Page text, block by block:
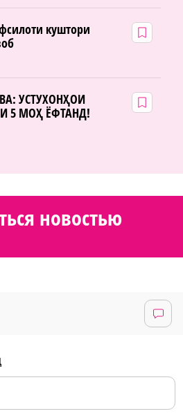
куштори
УСТУХОНҲОИ
5 МОҲ ЁФТАНД!
новостью